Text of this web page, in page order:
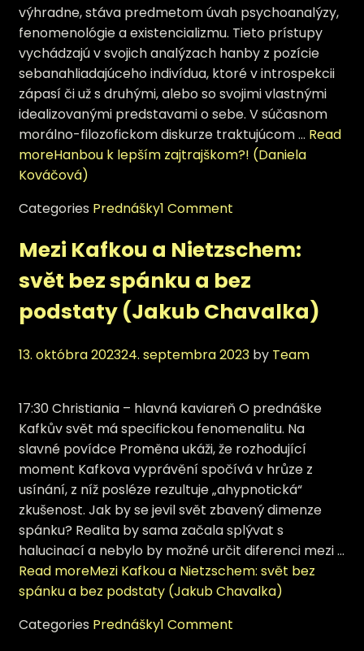
výhradne, stáva predmetom úvah psychoanalýzy,
fenomenológie a existencializmu. Tieto prístupy
vychádzajú v svojich analýzach hanby z pozície
sebanahliadajúceho indivídua, ktoré v introspekcii
zápasí či už s druhými, alebo so svojimi vlastnými
idealizovanými predstavami o sebe. V súčasnom
morálno-filozofickom diskurze traktujúcom … Read
moreHanbou k lepším zajtrajškom?! (Daniela
Kováčová)
Categories Prednášky1 Comment
Mezi Kafkou a Nietzschem:
svět bez spánku a bez
podstaty (Jakub Chavalka)
13. októbra 202324. septembra 2023 by Team
17:30 Christiania – hlavná kaviareň O prednáške
Kafkův svět má specifickou fenomenalitu. Na
slavné povídce Proměna ukáži, že rozhodující
moment Kafkova vyprávění spočívá v hrůze z
usínání, z níž posléze rezultuje „ahypnotická“
zkušenost. Jak by se jevil svět zbavený dimenze
spánku? Realita by sama začala splývat s
halucinací a nebylo by možné určit diferenci mezi …
Read moreMezi Kafkou a Nietzschem: svět bez
spánku a bez podstaty (Jakub Chavalka)
Categories Prednášky1 Comment